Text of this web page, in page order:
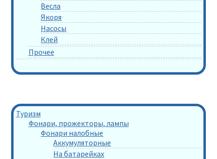
Весла
Якоря
Насосы
Клей
Прочее
Туризм
Фонари, прожекторы, лампы
Фонари налобные
Аккумуляторные
На батарейках